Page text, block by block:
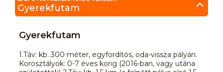
Gyerekfutam
Gyerekfutam
1.Táv: kb. 300 méter, egyfordítós, oda-vissza pályán.
Korosztályok: 0-7 éves korig (2016-ban, vagy utána